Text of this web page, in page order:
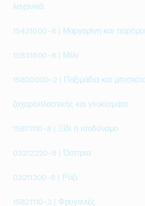
λαχανικά
15431000-8 | Μαργαρίνη και
15831600-8 | Μέλι
15820000-2 | Παξιμάδια και
ζαχαροπλαστικής και γλυκίσματα
15871110-8 | Ξίδι ή ισοδύναμο
03212220-8 | Όσπρια
03211300-6 | Ρύζι
15821110-3 | Φρυγανιές